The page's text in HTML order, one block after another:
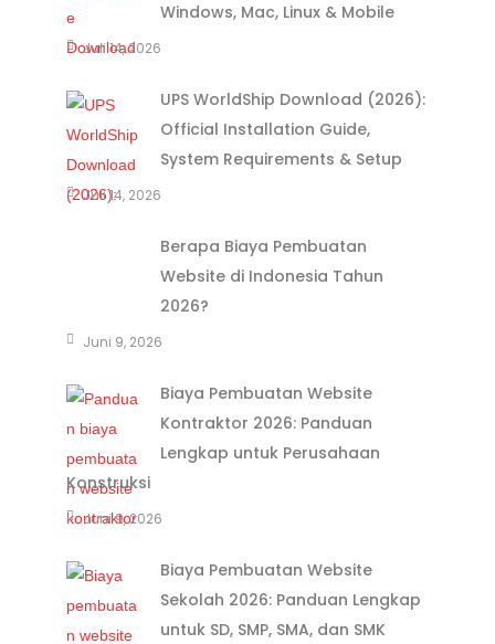
Windows, Mac, Linux & Mobile
Juli 14, 2026
UPS WorldShip Download (2026):
Official Installation Guide,
System Requirements & Setup
Juli 14, 2026
Berapa Biaya Pembuatan
Website di Indonesia Tahun
2026?
Juni 9, 2026
Biaya Pembuatan Website
Kontraktor 2026: Panduan
Lengkap untuk Perusahaan
Konstruksi
Juni 9, 2026
Biaya Pembuatan Website
Sekolah 2026: Panduan Lengkap
untuk SD, SMP, SMA, dan SMK